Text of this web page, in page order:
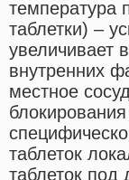
температура
таблетки) –
увеличивает
внутренних
местное
таблеток
таблеток под